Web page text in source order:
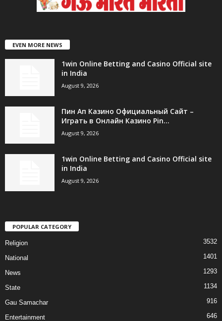
EVEN MORE NEWS
1win Online Betting and Casino Official site
in India
August 9, 2026
Пин Ап Казино Официальный Сайт –
Играть в Онлайн Казино Pin...
August 9, 2026
1win Online Betting and Casino Official site
in India
August 9, 2026
POPULAR CATEGORY
Religion 3532
National 1401
News 1293
State 1134
Gau Samachar 916
Entertainment 646